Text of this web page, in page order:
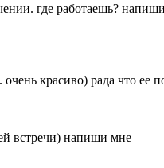
где работаешь?
красиво) рада что ее
встречи) напиши мне